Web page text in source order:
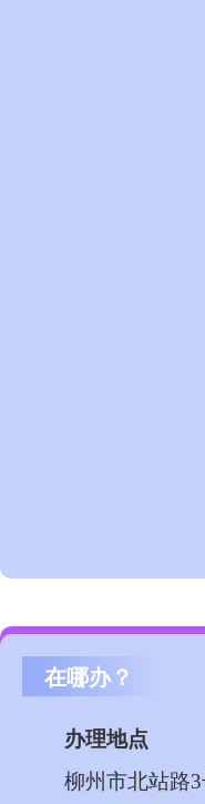
在哪办？
办理地点
柳州市北站路3